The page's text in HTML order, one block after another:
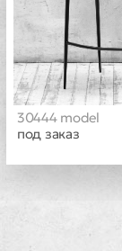
30444 model
под заказ